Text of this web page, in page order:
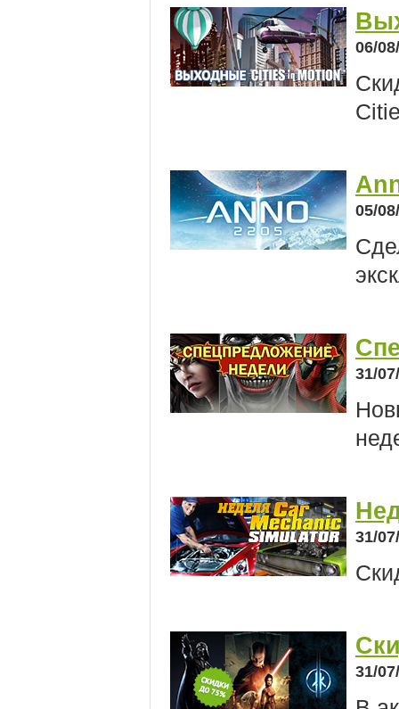
06/
05/
31/
31/
31/